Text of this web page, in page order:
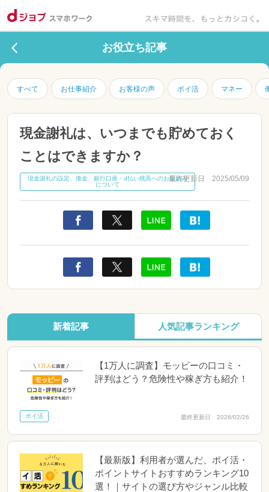
お役立ち記事
すべて お仕事紹介 お客様の声 ポイ活 マネー
現金謝礼は、いつまでも貯めておく
ことはできますか？
最終更新日 2025/05/09
現金謝礼の設定、換金、銀行口座・d払い残高へのお振込み
について
新着記事 人気記事ランキング
【1万人に調査】モッピーの口コミ・
評判はどう？危険性や稼ぎ方も紹介！
ポイ活 最終更新日 2026/02/26
【最新版】利用者が選んだ、ポイ活・
ポイントサイトおすすめランキング10
選！｜サイトの選び方やジャンル比較